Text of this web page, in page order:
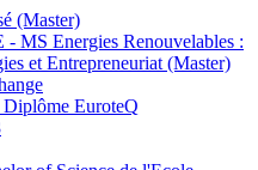
(Master)
- MS Energies Renouvelables :
et Entrepreneuriat (Master)
EuroteQ